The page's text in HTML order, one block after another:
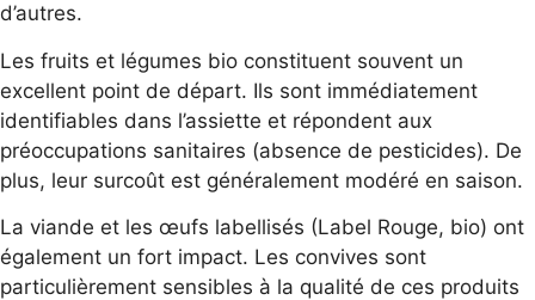
d’autres.
Les fruits et légumes bio constituent souvent un
excellent point de départ. Ils sont immédiatement
identifiables dans l’assiette et répondent aux
préoccupations sanitaires (absence de pesticides). De
plus, leur surcoût est généralement modéré en saison.
La viande et les œufs labellisés (Label Rouge, bio) ont
également un fort impact. Les convives sont
particulièrement sensibles à la qualité de ces produits